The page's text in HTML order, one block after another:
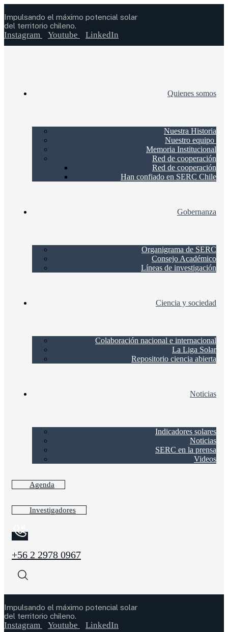
Impulsando el máximo potencial solar
del territorio chileno.
Instagram Youtube LinkedIn
Quienes somos
Nuestra Historia
Nuestro equipo
Memoria Institucional
Red de cooperación
Red de cooperación
Han confiado en SERC Chile
Gobernanza
Organigrama de SERC
Consejo Académico
Líneas de investigación
Ciencia y sociedad
Colaboración nacional e internacional
La Liga Solar
Repositorio ciencia abierta
Noticias
Indicadores solares
Noticias
SERC en la prensa
Videos
Agenda
Investigadores
+56 2 2978 0967
Impulsando el máximo potencial solar
del territorio chileno.
Instagram Youtube LinkedIn